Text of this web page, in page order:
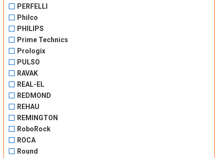
PERFELLI
Philco
PHILIPS
Prime Technics
Prologix
PULSO
RAVAK
REAL-EL
REDMOND
REHAU
REMINGTON
RoboRock
ROCA
Round